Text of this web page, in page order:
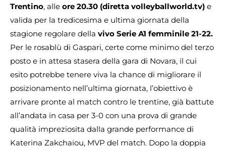
Trentino, alle ore 20.30 (diretta volleyballworld.tv) e
valida per la tredicesima e ultima giornata della
stagione regolare della vivo Serie A1 femminile 21-22.
Per le rosablù di Gaspari, certe come minimo del terzo
posto e in attesa stasera della gara di Novara, il cui
esito potrebbe tenere viva la chance di migliorare il
posizionamento nell’ultima giornata, l’obiettivo è
arrivare pronte al match contro le trentine, già battute
all’andata in casa per 3-0 con una prova di grande
qualità impreziosita dalla grande performance di
Katerina Zakchaiou, MVP del match. Dopo la doppia